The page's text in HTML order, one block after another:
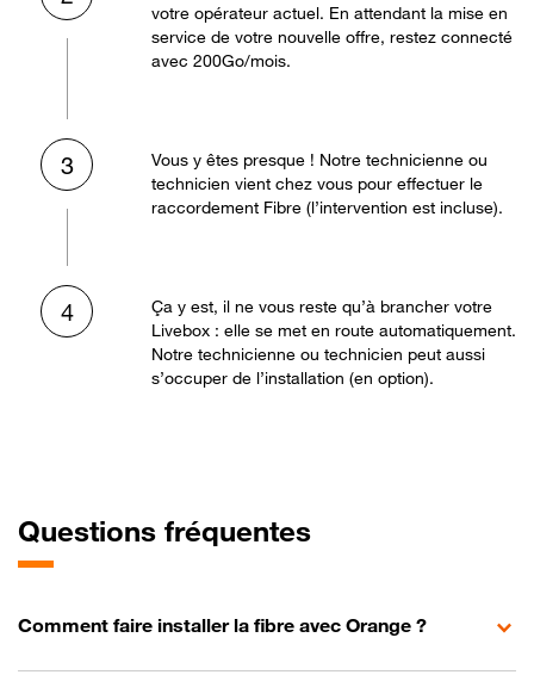
votre opérateur actuel. En attendant la mise en
service de votre nouvelle offre, restez connecté
avec 200Go/mois.
3
Vous y êtes presque ! Notre technicienne ou
technicien vient chez vous pour effectuer le
raccordement Fibre (l’intervention est incluse).
4
Ça y est, il ne vous reste qu’à brancher votre
Livebox : elle se met en route automatiquement.
Notre technicienne ou technicien peut aussi
s’occuper de l’installation (en option).
Questions fréquentes
Comment faire installer la fibre avec Orange ?